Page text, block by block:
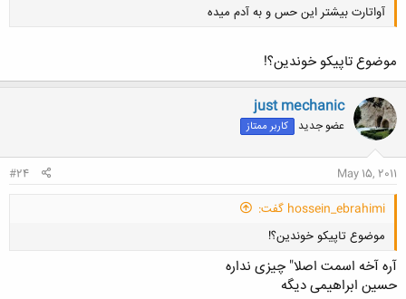
کلیک کنید تا باز شود...آواتارت بیشتر این حس و به آدم میده
کلیک کنید تا باز شود...
موضوع تاپیکو خوندین؟!
just mechanic
عضو جدید کاربر ممتاز
May 15, 2011
#24
hossein_ebrahimi گفت:
موضوع تاپیکو خوندین؟!
آره آخه اسمت اصلا" چیزی نداره
حسین ابراهیمی دیگه